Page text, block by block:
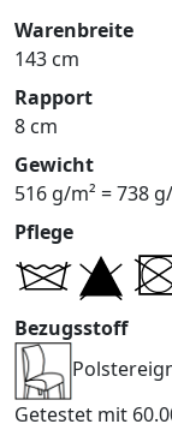
Warenbreite
143 cm
Rapport
8 cm
Gewicht
516 g/m² = 738
Pflege
Bezugsstoff
Getestet mit